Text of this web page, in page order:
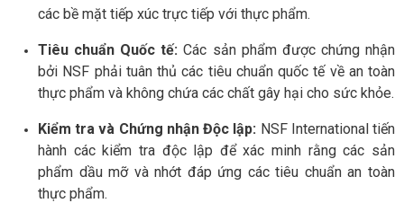
các bề mặt tiếp xúc trực tiếp với thực phẩm.
Tiêu chuẩn Quốc tế: Các sản phẩm được chứng nhận
bởi NSF phải tuân thủ các tiêu chuẩn quốc tế về an toàn
thực phẩm và không chứa các chất gây hại cho sức khỏe.
Kiểm tra và Chứng nhận Độc lập: NSF International tiến
hành các kiểm tra độc lập để xác minh rằng các sản
phẩm dầu mỡ và nhớt đáp ứng các tiêu chuẩn an toàn
thực phẩm.